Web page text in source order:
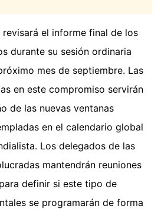
revisará el informe final de los
durante su sesión ordinaria
mes de septiembre. Las
en este compromiso servirán
de las nuevas ventanas
en el calendario global
Los delegados de las
mantendrán reuniones
definir si este tipo de
se programarán de forma